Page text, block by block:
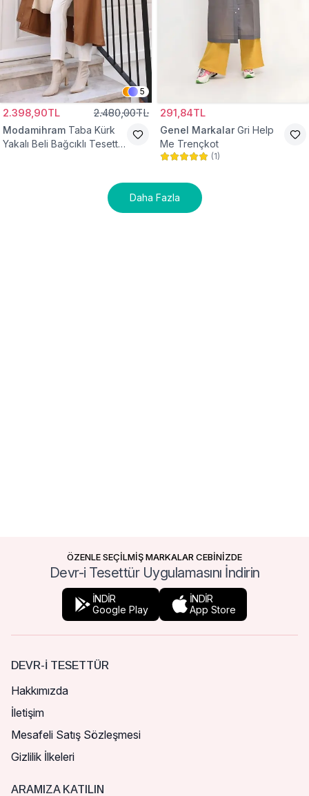
5
2.398,90TL 2.480,00TL
Modamihram Taba Kürk
Yakalı Beli Bağcıklı Tesettür
291,84TL
Genel Markalar Gri Help
Me Trençkot
(1)
Daha Fazla
ÖZENLE SEÇİLMİŞ MARKALAR CEBİNİZDE
Devr-i Tesettür Uygulamasını İndirin
İNDİR
Google Play
İNDİR
App Store
DEVR-I TESETTÜR
Hakkımızda
İletişim
Mesafeli Satış Sözleşmesi
Gizlilik İlkeleri
ARAMIZA KATILIN